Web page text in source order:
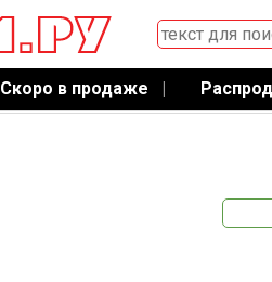
Скоро в продаже |